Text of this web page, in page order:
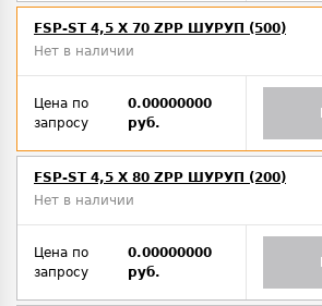
FSP-ST 4,5 X 70 ZPP ШУРУП (500)
Нет в наличии
Цена по
запросу
0.00000000
руб.
FSP-ST 4,5 X 80 ZPP ШУРУП (200)
Нет в наличии
Цена по
запросу
0.00000000
руб.